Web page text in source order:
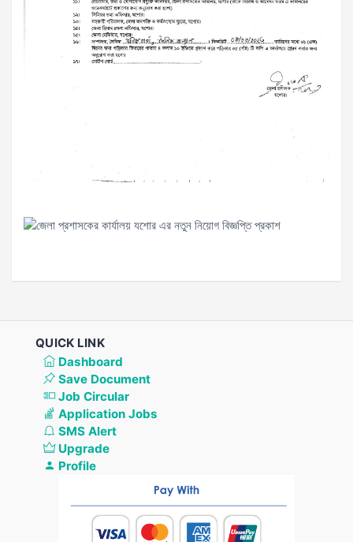
QUICK LINK
Dashboard
Save Document
Job Circular
Application Jobs
SMS Alert
Upgrade
Profile